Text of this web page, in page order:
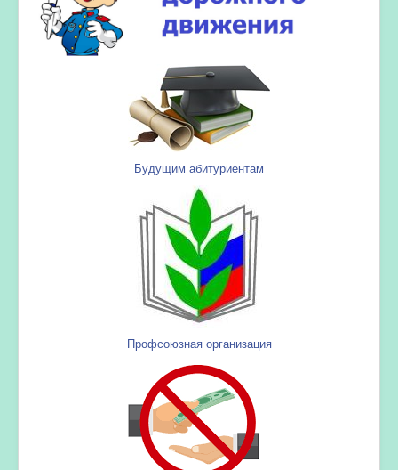
Будущим абитуриентам
Профсоюзная организация